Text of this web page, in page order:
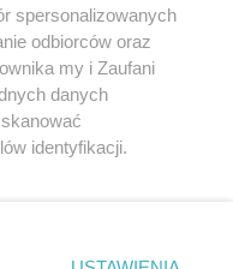
spersonalizowanych
odbiorców oraz
my i Zaufani
danych
identyfikacji.
prywatności